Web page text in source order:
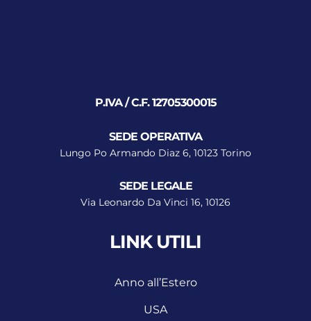
P.IVA / C.F. 12705300015
SEDE OPERATIVA
Lungo Po Armando Diaz 6, 10123 Torino
SEDE LEGALE
Via Leonardo Da Vinci 16, 10126
LINK UTILI
Anno all’Estero
USA